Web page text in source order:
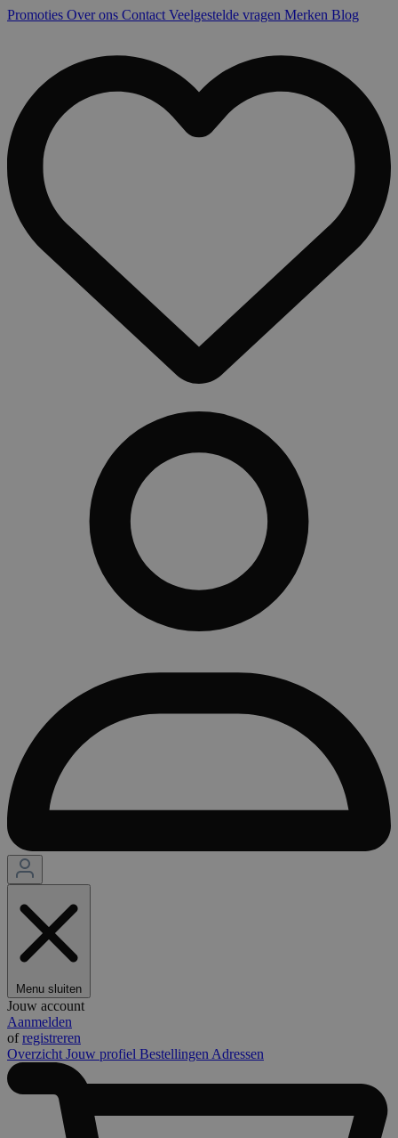
Promoties Over ons Contact Veelgestelde vragen Merken Blog
Menu sluiten
Jouw account
Aanmelden
ofregistreren
Overzicht Jouw profiel Bestellingen Adressen